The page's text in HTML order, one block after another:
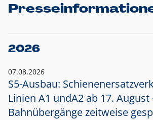
2026
07.08.2026
S5-Ausbau:
Linien A1 undA2 ab 17. August
Bahnübergänge zeitweise